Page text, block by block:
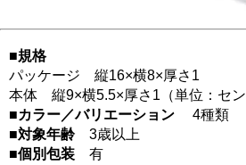
■規格
パッケージ 縦16×横8×厚さ1
本体 縦9×横5.5×厚さ1（単位：セン
■カラー／バリエーション 4種類
■対象年齢 3歳以上
■個別包装 有